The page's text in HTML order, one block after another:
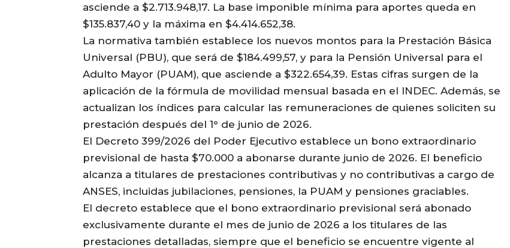
asciende a $2.713.948,17. La base imponible mínima para aportes queda en
$135.837,40 y la máxima en $4.414.652,38.
La normativa también establece los nuevos montos para la Prestación Básica
Universal (PBU), que será de $184.499,57, y para la Pensión Universal para el
Adulto Mayor (PUAM), que asciende a $322.654,39. Estas cifras surgen de la
aplicación de la fórmula de movilidad mensual basada en el INDEC. Además, se
actualizan los índices para calcular las remuneraciones de quienes soliciten su
prestación después del 1° de junio de 2026.
El Decreto 399/2026 del Poder Ejecutivo establece un bono extraordinario
previsional de hasta $70.000 a abonarse durante junio de 2026. El beneficio
alcanza a titulares de prestaciones contributivas y no contributivas a cargo de
ANSES, incluidas jubilaciones, pensiones, la PUAM y pensiones graciables.
El decreto establece que el bono extraordinario previsional será abonado
exclusivamente durante el mes de junio de 2026 a los titulares de las
prestaciones detalladas, siempre que el beneficio se encuentre vigente al